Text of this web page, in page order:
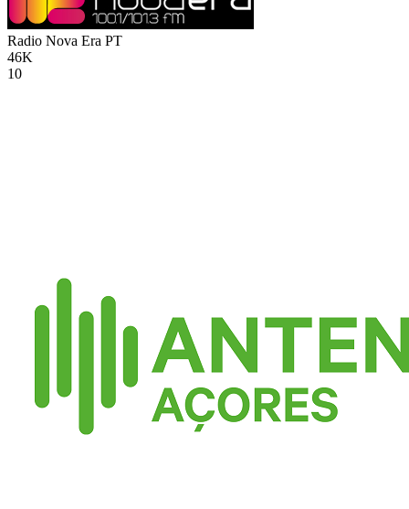
Radio Nova Era PT
46K
10